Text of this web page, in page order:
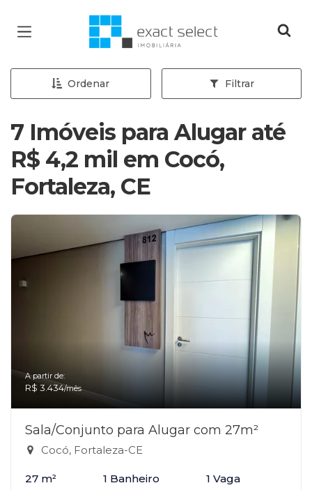
Página inicial
Ordenar Filtrar
7 Imóveis para Alugar até
R$ 4,2 mil em Cocó,
Fortaleza, CE
A partir de:
R$ 3.434/mês
Sala/Conjunto para Alugar com 27m²
Cocó, Fortaleza-CE
27 m² 1 Banheiro 1 Vaga